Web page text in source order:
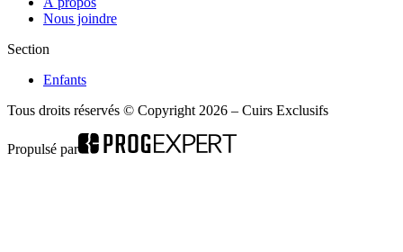
Nous joindre
Section
Enfants
Tous droits réservés © Copyright 2026 – Cuirs Exclusifs
Propulsé par